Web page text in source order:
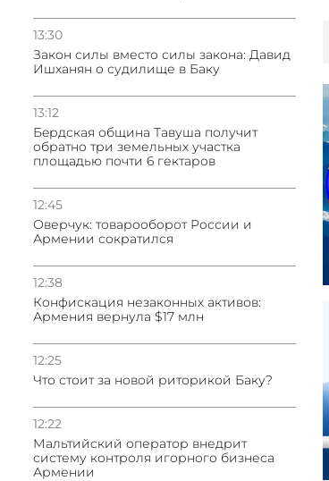
13:30
Закон силы вместо силы закона: Давид
Ишханян о судилище в Баку
13:12
Бeрдская община Тавуша получит
обратно три земельных участка
площадью почти 6 гектаров
12:45
Оверчук: товарооборот России и
Армении сократился
12:38
Конфискация незаконных активов:
Армения вернула $17 млн
12:25
Что стоит за новой риторикой Баку?
12:22
Мальтийский оператор внедрит
систему контроля игорного бизнеса
Армении